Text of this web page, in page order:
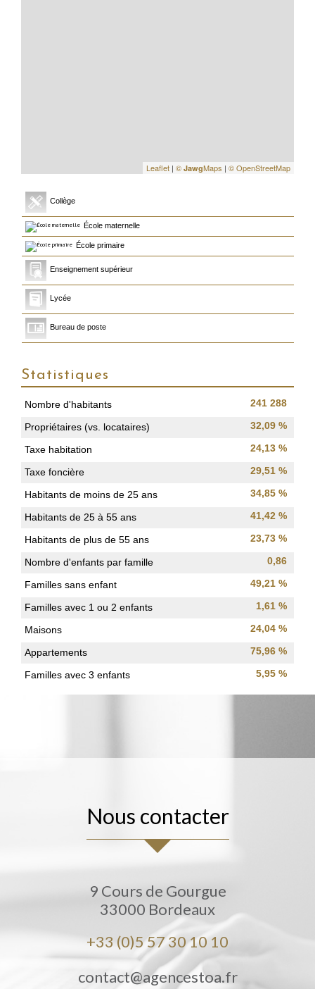
Leaflet | © JawgMaps | © OpenStreetMap
Collège
École maternelle
École primaire
Enseignement supérieur
Lycée
Bureau de poste
Statistiques
Nombre d'habitants 241 288
Propriétaires (vs. locataires) 32,09 %
Taxe habitation 24,13 %
Taxe foncière 29,51 %
Habitants de moins de 25 ans 34,85 %
Habitants de 25 à 55 ans 41,42 %
Habitants de plus de 55 ans 23,73 %
Nombre d'enfants par famille 0,86
Familles sans enfant 49,21 %
Familles avec 1 ou 2 enfants 1,61 %
Maisons 24,04 %
Appartements 75,96 %
Familles avec 3 enfants 5,95 %
nous contacter
9 Cours de Gourgue
33000 Bordeaux
+33 (0)5 57 30 10 10
contact@agencestoa.fr